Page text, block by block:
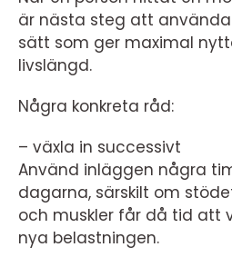
är nästa steg att
sätt som ger maximal
livslängd.
Några konkreta råd:
– växla in successivt
Använd inläggen några
dagarna, särskilt om
och muskler får då tid att
nya belastningen.